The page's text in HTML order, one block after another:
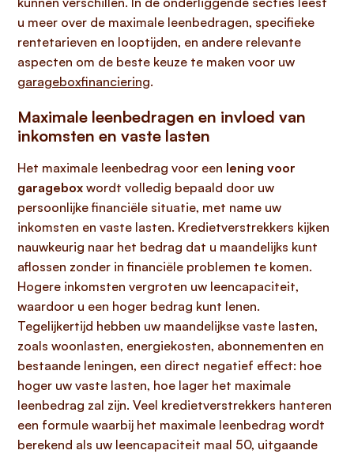
u meer over de maximale leenbedragen, specifieke
rentetarieven en looptijden, en andere relevante
aspecten om de beste keuze te maken voor uw
garageboxfinanciering.
Maximale leenbedragen en invloed van
inkomsten en vaste lasten
Het maximale leenbedrag voor een lening voor
garagebox wordt volledig bepaald door uw
persoonlijke financiële situatie, met name uw
inkomsten en vaste lasten. Kredietverstrekkers kijken
nauwkeurig naar het bedrag dat u maandelijks kunt
aflossen zonder in financiële problemen te komen.
Hogere inkomsten vergroten uw leencapaciteit,
waardoor u een hoger bedrag kunt lenen.
Tegelijkertijd hebben uw maandelijkse vaste lasten,
zoals woonlasten, energiekosten, abonnementen en
bestaande leningen, een direct negatief effect: hoe
hoger uw vaste lasten, hoe lager het maximale
leenbedrag zal zijn. Veel kredietverstrekkers hanteren
een formule waarbij het maximale leenbedrag wordt
berekend als uw leencapaciteit maal 50, uitgaande